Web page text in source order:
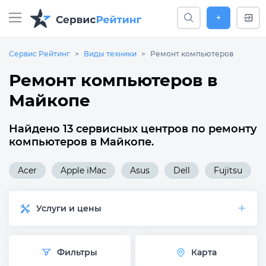
+
Сервис Рейтинг Виды техники Ремонт компьютеров
Ремонт компьютеров в
Майкопе
Найдено 13 сервисных центров по ремонту
компьютеров в Майкопе.
Acer Apple iMac Asus Dell Fujitsu
Услуги и цены
Фильтры Карта